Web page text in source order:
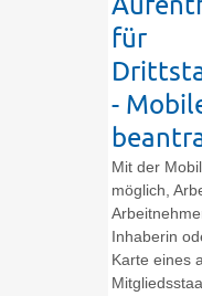
für
-
Mit der
möglich,
Inhaberin
Karte eines